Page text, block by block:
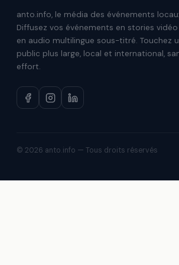
anto.info, le média des événements
Diffusez vos événements en stories
en audio multilingue sous-titré. Touchez
public plus large, local et international,
effort.
© 2026 anto.info — Tous droits réservés